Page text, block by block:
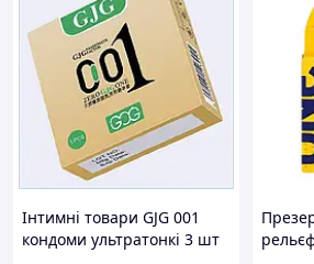
Інтимні товари GJG 001
кондоми ультратонкі 3 шт